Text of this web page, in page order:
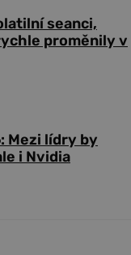
seanci,
proměnily v
Mezi lídry by
i Nvidia